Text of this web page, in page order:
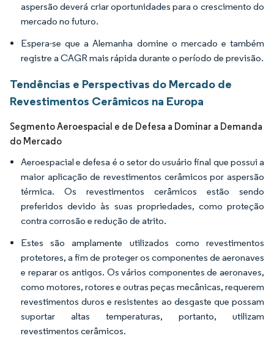
aspersão deverá criar oportunidades para o crescimento do
mercado no futuro.
Espera-se que a Alemanha domine o mercado e também
registre a CAGR mais rápida durante o período de previsão.
Tendências e Perspectivas do Mercado de
Revestimentos Cerâmicos na Europa
Segmento Aeroespacial e de Defesa a Dominar a Demanda
do Mercado
Aeroespacial e defesa é o setor do usuário final que possui a
maior aplicação de revestimentos cerâmicos por aspersão
térmica. Os revestimentos cerâmicos estão sendo
preferidos devido às suas propriedades, como proteção
contra corrosão e redução de atrito.
Estes são amplamente utilizados como revestimentos
protetores, a fim de proteger os componentes de aeronaves
e reparar os antigos. Os vários componentes de aeronaves,
como motores, rotores e outras peças mecânicas, requerem
revestimentos duros e resistentes ao desgaste que possam
suportar altas temperaturas, portanto, utilizam
revestimentos cerâmicos.